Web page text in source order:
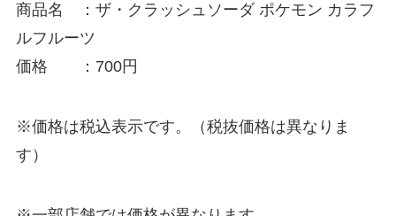
商品名 ：ザ・クラッシュソーダ ポケモン カラフ
ルフルーツ
価格 ：700円
※価格は税込表示です。（税抜価格は異なりま
す）